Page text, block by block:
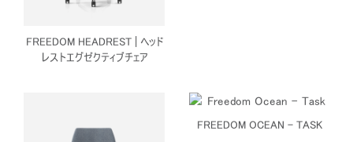
FREEDOM HEADREST | ヘッド
レストエグゼクティブチェア
FREEDOM OCEAN - TASK